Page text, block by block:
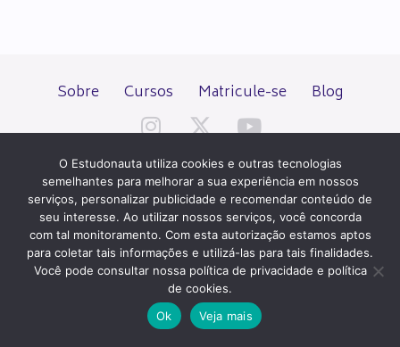
Sobre Cursos Matricule-se Blog
Todos os direitos reservados desde 2000.
PATROCÍNIO E HOSPEDAGEM
O Estudonauta utiliza cookies e outras tecnologias
semelhantes para melhorar a sua experiência em nossos
serviços, personalizar publicidade e recomendar conteúdo de
seu interesse. Ao utilizar nossos serviços, você concorda
com tal monitoramento. Com esta autorização estamos aptos
para coletar tais informações e utilizá-las para tais finalidades.
Você pode consultar nossa política de privacidade e política
de cookies.
Ok
Veja mais